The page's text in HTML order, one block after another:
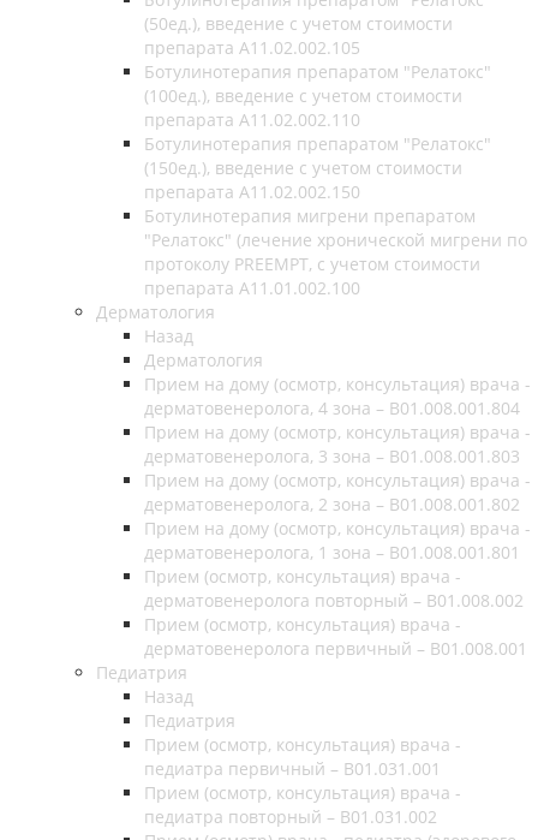
(50ед.), введение с учетом стоимости
препарата А11.02.002.105
Ботулинотерапия препаратом "Релатокс"
(100ед.), введение с учетом стоимости
препарата А11.02.002.110
Ботулинотерапия препаратом "Релатокс"
(150ед.), введение с учетом стоимости
препарата А11.02.002.150
Ботулинотерапия мигрени препаратом
"Релатокс" (лечение хронической мигрени по
протоколу PREEMPT, с учетом стоимости
препарата А11.01.002.100
Дерматология
Назад
Дерматология
Прием на дому (осмотр, консультация) врача -
дерматовенеролога, 4 зона – B01.008.001.804
Прием на дому (осмотр, консультация) врача -
дерматовенеролога, 3 зона – B01.008.001.803
Прием на дому (осмотр, консультация) врача -
дерматовенеролога, 2 зона – B01.008.001.802
Прием на дому (осмотр, консультация) врача -
дерматовенеролога, 1 зона – B01.008.001.801
Прием (осмотр, консультация) врача -
дерматовенеролога повторный – B01.008.002
Прием (осмотр, консультация) врача -
дерматовенеролога первичный – B01.008.001
Педиатрия
Назад
Педиатрия
Прием (осмотр, консультация) врача -
педиатра первичный – B01.031.001
Прием (осмотр, консультация) врача -
педиатра повторный – B01.031.002